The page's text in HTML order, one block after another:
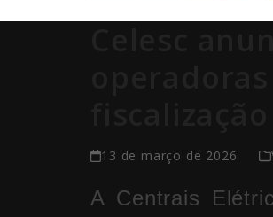
13 de março de 2026
A Centrais